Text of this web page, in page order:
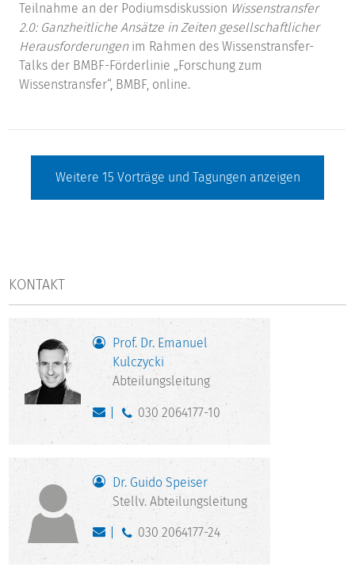
Teilnahme an der Podiumsdiskussion Wissenstransfer
2.0: Ganzheitliche Ansätze in Zeiten gesellschaftlicher
Herausforderungenim Rahmen des Wissenstransfer-
Talks der BMBF-Förderlinie „Forschung zum
Wissenstransfer“, BMBF, online.
Weitere 15 Vorträge und Tagungen anzeigen
KONTAKT
Prof. Dr. Emanuel
Kulczycki
Abteilungsleitung
030 2064177-10
Dr. Guido Speiser
Stellv. Abteilungsleitung
030 2064177-24